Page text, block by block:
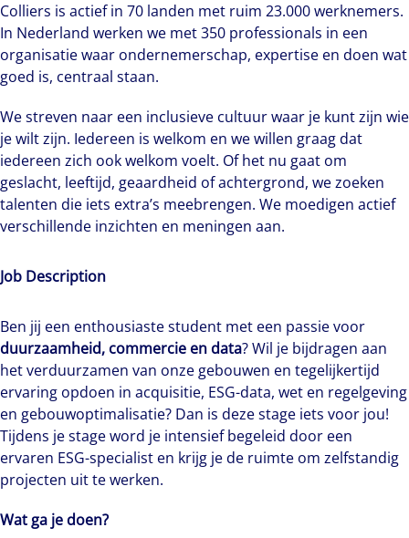
Colliers is actief in 70 landen met ruim 23.000 werknemers.
In Nederland werken we met 350 professionals in een
organisatie waar ondernemerschap, expertise en doen wat
goed is, centraal staan.
We streven naar een inclusieve cultuur waar je kunt zijn wie
je wilt zijn. Iedereen is welkom en we willen graag dat
iedereen zich ook welkom voelt. Of het nu gaat om
geslacht, leeftijd, geaardheid of achtergrond, we zoeken
talenten die iets extra’s meebrengen. We moedigen actief
verschillende inzichten en meningen aan.
Job Description
Ben jij een enthousiaste student met een passie voor
duurzaamheid, commercie en data? Wil je bijdragen aan
het verduurzamen van onze gebouwen en tegelijkertijd
ervaring opdoen in acquisitie, ESG-data, wet en regelgeving
en gebouwoptimalisatie? Dan is deze stage iets voor jou!
Tijdens je stage word je intensief begeleid door een
ervaren ESG-specialist en krijg je de ruimte om zelfstandig
projecten uit te werken.
Wat ga je doen?